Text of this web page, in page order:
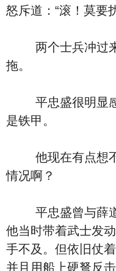
怒斥道：“滚！莫要
两个士兵冲过来
拖。
平忠盛很明显感
是铁甲。
他现在有点想不
情况啊？
平忠盛曾与薛道
他当时带着武士发
手不及。但依旧仗
并且用船上硬弩反